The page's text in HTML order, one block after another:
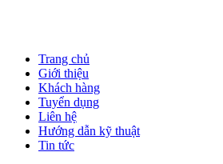
Trang chủ
Giới thiệu
Khách hàng
Tuyển dụng
Liên hệ
Hướng dẫn kỹ thuật
Tin tức